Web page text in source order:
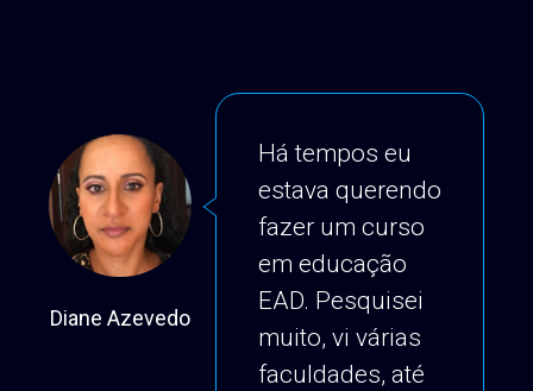
Há tempos eu
estava querendo
fazer um curso
em educação
EAD. Pesquisei
muito, vi várias
faculdades, até
Diane Azevedo